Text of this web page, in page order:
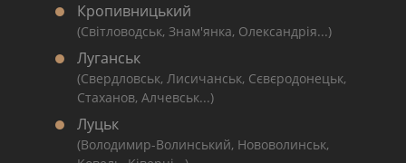
Кропивницький
(Світловодськ, Знам'янка, Олександрія...)
Луганськ
(Свердловськ, Лисичанськ, Сєвєродонецьк,
Стаханов, Алчевськ...)
Луцьк
(Володимир-Волинський, Нововолинськ,